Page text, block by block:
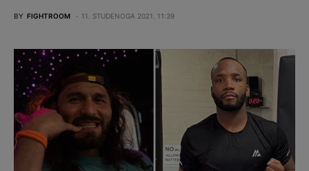
BY FIGHTROOM 11. STUDENOGA 2021. 11:39